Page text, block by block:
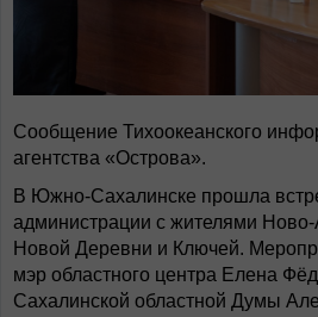
Сообщение Тихоокеанского
агентства «Острова».
В Южно-Сахалинске прошла
администрации с жителями Ново-
Новой Деревни и Ключей.
мэр областного центра Елена
Сахалинской областной Думы